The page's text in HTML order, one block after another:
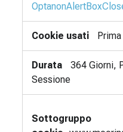
364 Giorni,
Sessione